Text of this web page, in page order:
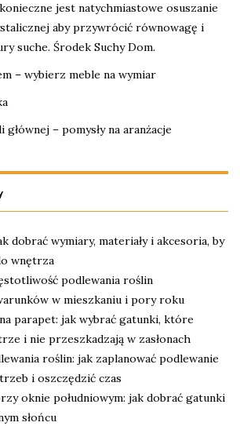
jest natychmiastowe osuszanie
aby przywrócić równowagę i
suche. Środek Suchy Dom.
– wybierz meble na wymiar
– pomysły na aranżacje
dobrać wymiary, materiały i akcesoria, by
wnętrza
podlewania roślin
w mieszkaniu i pory roku
parapet: jak wybrać gatunki, które
i nie przeszkadzają w zasłonach
roślin: jak zaplanować podlewanie
i oszczędzić czas
oknie południowym: jak dobrać gatunki
słońcu